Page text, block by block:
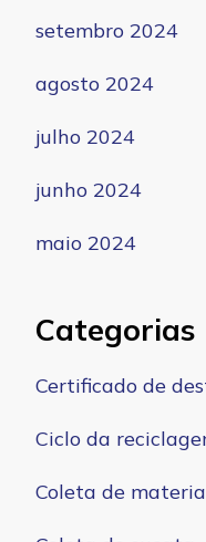
setembro 2024
agosto 2024
julho 2024
junho 2024
maio 2024
Categorias
Certificado de
Ciclo da
Coleta de